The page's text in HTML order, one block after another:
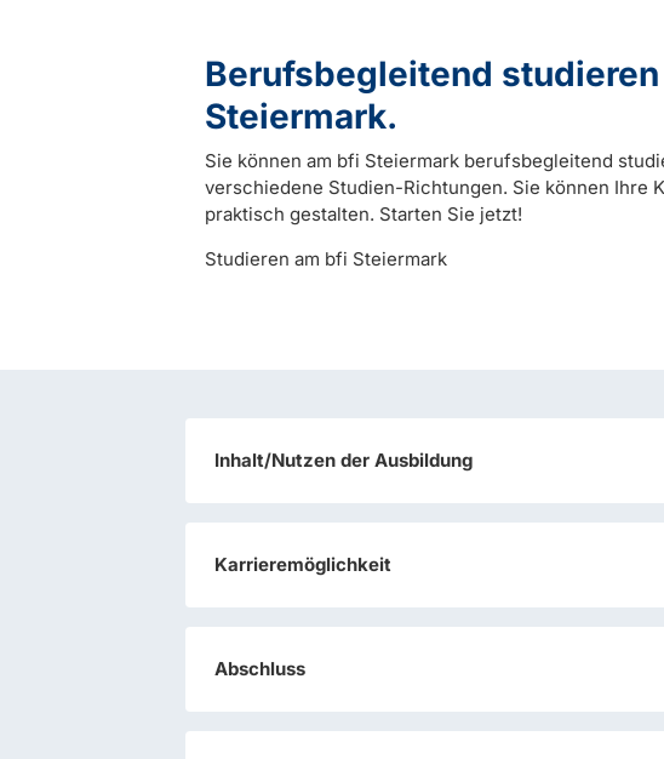
Berufsbegleitend
Steiermark.
Sie können am bfi Steiermark berufsbegleitend
verschiedene Studien-Richtungen. Sie können Ihre
praktisch gestalten. Starten Sie jetzt!
Studieren am bfi Steiermark
Inhalt/Nutzen der Ausbildung
Karrieremöglichkeit
Abschluss